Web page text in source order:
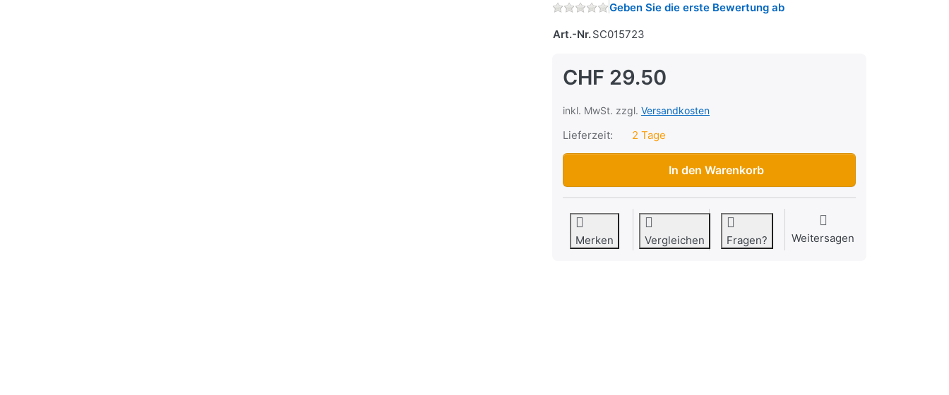
Geben Sie die erste Bewertung ab
Art.-Nr.SC015723
CHF 29.50
inkl. MwSt. zzgl. Versandkosten
Lieferzeit:
2 Tage
Lagerset zu Vorderrad Piaggio Ciao/SI/Bravo/Grillo/Boxer zu CHF 29.50,
In den Warenkorb
Merken Vergleichen Fragen? Weitersagen